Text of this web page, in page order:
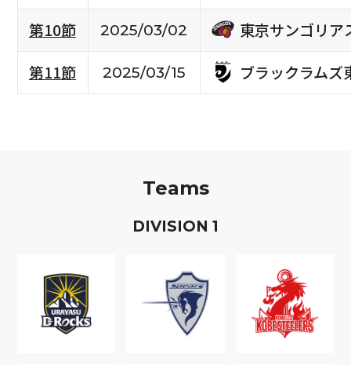
第10節
2025/03/02
東京サンゴリア
第11節
2025/03/15 ブラックラムズ
Teams
DIVISION 1